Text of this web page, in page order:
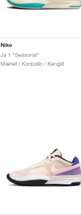
Nike
Ja 1 "Seasonal"
Miehet / Koripallo / Kengät